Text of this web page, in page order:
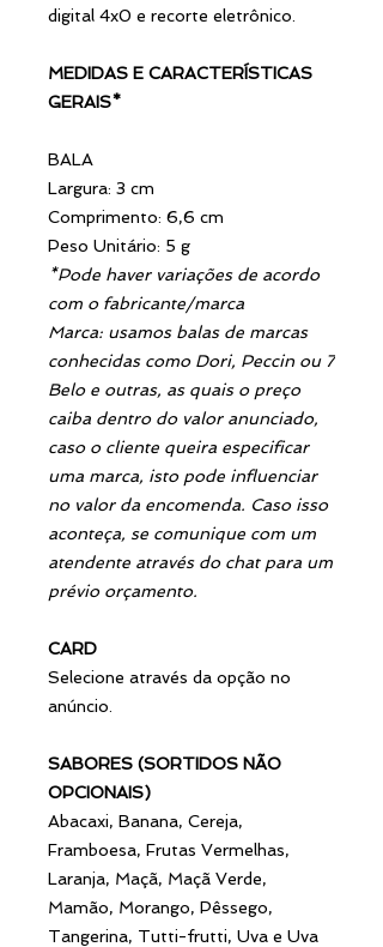
digital 4x0 e recorte eletrônico.
MEDIDAS E CARACTERÍSTICAS
GERAIS*
BALA
Largura: 3 cm
Comprimento: 6,6 cm
Peso Unitário: 5 g
*Pode haver variações de acordo
com o fabricante/marca
Marca: usamos balas de marcas
conhecidas como Dori, Peccin ou 7
Belo e outras, as quais o preço
caiba dentro do valor anunciado,
caso o cliente queira especificar
uma marca, isto pode influenciar
no valor da encomenda. Caso isso
aconteça, se comunique com um
atendente através do chat para um
prévio orçamento.
CARD
Selecione através da opção no
anúncio.
SABORES (SORTIDOS NÃO
OPCIONAIS)
Abacaxi, Banana, Cereja,
Framboesa, Frutas Vermelhas,
Laranja, Maçã, Maçã Verde,
Mamão, Morango, Pêssego,
Tangerina, Tutti-frutti, Uva e Uva